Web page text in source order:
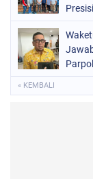
« KEMBALI